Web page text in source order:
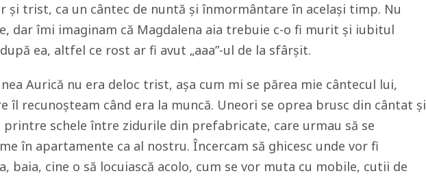
și trist, ca un cântec de nuntă și înmormântare în același timp. Nu
dar îmi imaginam că Magdalena aia trebuie c-o fi murit și iubitul
ea, altfel ce rost ar fi avut „aaa”-ul de la sfârșit.
Aurică nu era deloc trist, așa cum mi se părea mie cântecul lui,
îl recunoșteam când era la muncă. Uneori se oprea brusc din cântat și
printre schele între zidurile din prefabricate, care urmau să se
în apartamente ca al nostru. Încercam să ghicesc unde vor fi
baia, cine o să locuiască acolo, cum se vor muta cu mobile, cutii de